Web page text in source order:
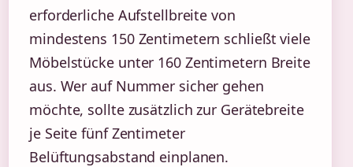
erforderliche Aufstellbreite von
mindestens 150 Zentimetern schließt viele
Möbelstücke unter 160 Zentimetern Breite
aus. Wer auf Nummer sicher gehen
möchte, sollte zusätzlich zur Gerätebreite
je Seite fünf Zentimeter
Belüftungsabstand einplanen.